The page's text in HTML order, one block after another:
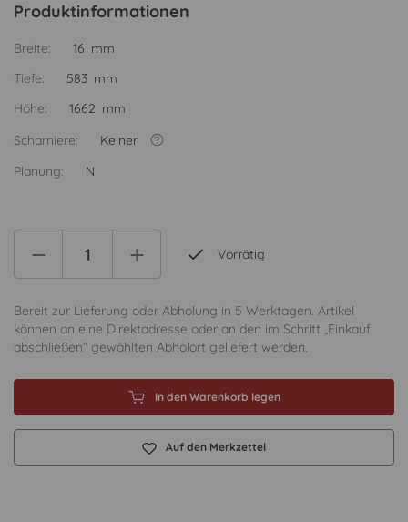
Produktinformationen
Breite:
16 mm
Tiefe:
583 mm
Höhe:
1662 mm
Scharniere:
Keiner
Planung:
N
Vorrätig
Bereit zur Lieferung oder Abholung in 5 Werktagen. Artikel
können an eine Direktadresse oder an den im Schritt „Einkauf
abschließen“ gewählten Abholort geliefert werden.
In den Warenkorb legen
Auf den Merkzettel